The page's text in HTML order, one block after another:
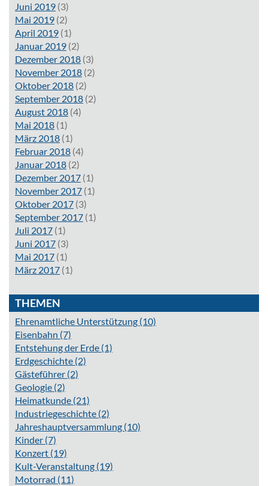
Juni 2019 (3)
Mai 2019 (2)
April 2019 (1)
Januar 2019 (2)
Dezember 2018 (3)
November 2018 (2)
Oktober 2018 (2)
September 2018 (2)
August 2018 (4)
Mai 2018 (1)
März 2018 (1)
Februar 2018 (4)
Januar 2018 (2)
Dezember 2017 (1)
November 2017 (1)
Oktober 2017 (3)
September 2017 (1)
Juli 2017 (1)
Juni 2017 (3)
Mai 2017 (1)
März 2017 (1)
THEMEN
Ehrenamtliche Unterstützung (10)
Eisenbahn (7)
Entstehung der Erde (1)
Erdgeschichte (2)
Gästeführer (2)
Geologie (2)
Heimatkunde (21)
Industriegeschichte (2)
Jahreshauptversammlung (10)
Kinder (7)
Konzert (19)
Kult-Veranstaltung (19)
Motorrad (11)